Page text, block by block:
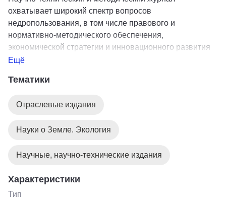
охватывает широкий спектр вопросов
недропользования, в том числе правового и
нормативно-методического обеспечения,
экономической стратегии и инновационного развития
российского горнопромышленного комплекса.
Ещё
Тематики
Отраслевые издания
Науки о Земле. Экология
Научные, научно-технические издания
Характеристики
Тип